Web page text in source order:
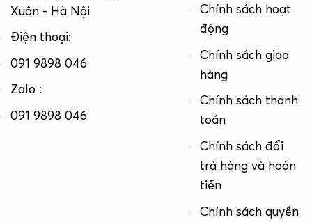
Xuân - Hà Nội
Điện thoại:
091 9898 046
Zalo :
091 9898 046
Chính sách hoạt
động
Chính sách giao
hàng
Chính sách thanh
toán
Chính sách đổi
trả hàng và hoàn
tiền
Chính sách quyền